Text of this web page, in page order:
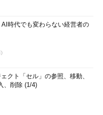
AI時代でも変わらない経営者の
クト「セル」の参照、移動、
、削除 (1/4)